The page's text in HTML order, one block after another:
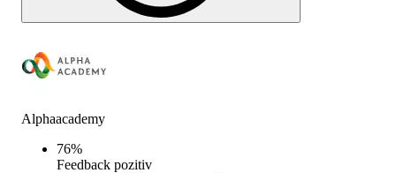
Alphaacademy
76%
Feedback pozitiv